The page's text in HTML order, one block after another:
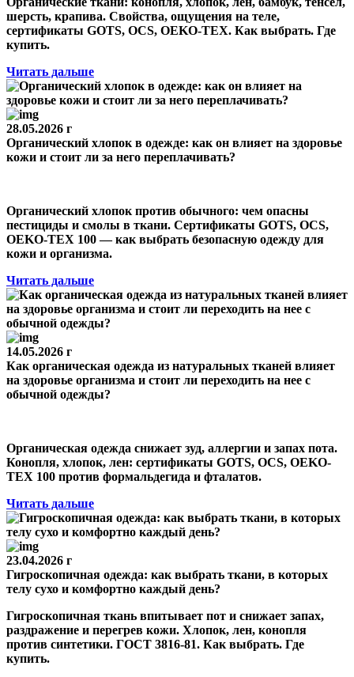
шерсть, крапива. Свойства, ощущения на теле,
сертификаты GOTS, OCS, OEKO-TEX. Как выбрать. Где
купить.
Читать дальше
28.05.2026 г
Органический хлопок в одежде: как он влияет на здоровье
кожи и стоит ли за него переплачивать?
Органический хлопок против обычного: чем опасны
пестициды и смолы в ткани. Сертификаты GOTS, OCS,
OEKO-TEX 100 — как выбрать безопасную одежду для
кожи и организма.
Читать дальше
14.05.2026 г
Как органическая одежда из натуральных тканей влияет
на здоровье организма и стоит ли переходить на нее с
обычной одежды?
Органическая одежда снижает зуд, аллергии и запах пота.
Конопля, хлопок, лен: сертификаты GOTS, OCS, OEKO-
TEX 100 против формальдегида и фталатов.
Читать дальше
23.04.2026 г
Гигроскопичная одежда: как выбрать ткани, в которых
телу сухо и комфортно каждый день?
Гигроскопичная ткань впитывает пот и снижает запах,
раздражение и перегрев кожи. Хлопок, лен, конопля
против синтетики. ГОСТ 3816-81. Как выбрать. Где
купить.